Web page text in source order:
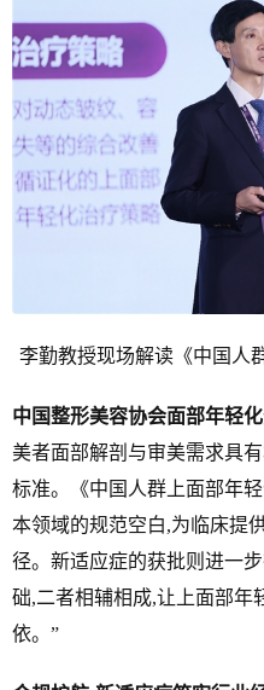
李勤教授现场解读《中国人
中国整形美容协会面部年轻
美者面部解剖与审美需求具
标准。《中国人群上面部年
本领域的规范空白,为临床提
径。新适应症的获批则进一
础,二者相辅相成,让上面部年
依。”